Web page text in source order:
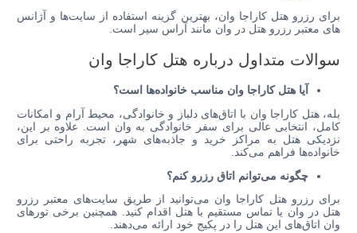
برای رزرو هتل کاراجا وان، بهترین گزینه استفاده از سایت‌ها و آژانس
های معتبر رزرو هتل در وان مانند آراس سیر است.
سوالات متداول درباره هتل کاراجا وان
آیا هتل کاراجا وان مناسب خانواده‌ها است؟
بله، هتل کاراجا وان با اتاق‌های دلباز و خانوادگی، محیط آرام و امکانات
کامل، انتخابی عالی برای سفر خانوادگی به وان است. علاوه بر این،
نزدیکی هتل به مراکز خرید و جاذبه‌های شهر، تجربه راحتی برای
خانواده‌ها فراهم می‌کند.
چگونه می‌توانم اتاق رزرو کنم؟
برای رزرو هتل کاراجا وان می‌توانید از طریق سایت‌های معتبر رزرو
هتل در وان یا تماس مستقیم با هتل اقدام کنید. همچنین برخی تورهای
وان اتاق‌های این هتل را در پکیج خود ارائه می‌دهند.